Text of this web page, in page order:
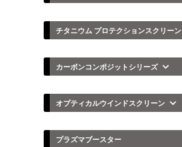
チタニウム プロテクションスクリーン
カーボンコンポジットシリーズ
オプティカルウインドスクリーン
プラズマブースター